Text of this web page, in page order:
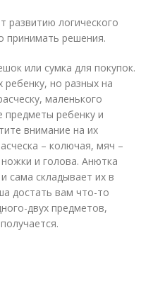
развитию логического
принимать решения.
или сумка для покупок.
но разных на
маленького
предметы ребенку и
внимание на их
– колючая, мяч –
ножки и голова. Анютка
сама складывает их в
достать вам что-то
двух предметов,